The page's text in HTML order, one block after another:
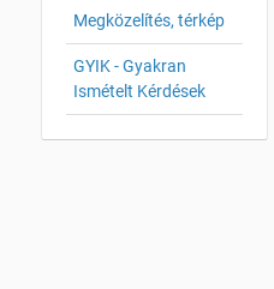
Megközelítés, térkép
GYIK - Gyakran
Ismételt Kérdések